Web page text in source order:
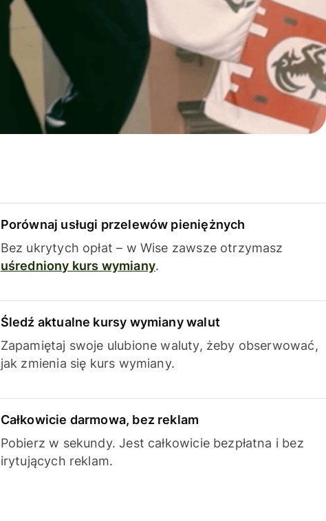
Porównaj usługi przelewów pieniężnych
Bez ukrytych opłat – w Wise zawsze otrzymasz
uśredniony kurs wymiany.
Śledź aktualne kursy wymiany walut
Zapamiętaj swoje ulubione waluty, żeby obserwować,
jak zmienia się kurs wymiany.
Całkowicie darmowa, bez reklam
Pobierz w sekundy. Jest całkowicie bezpłatna i bez
irytujących reklam.